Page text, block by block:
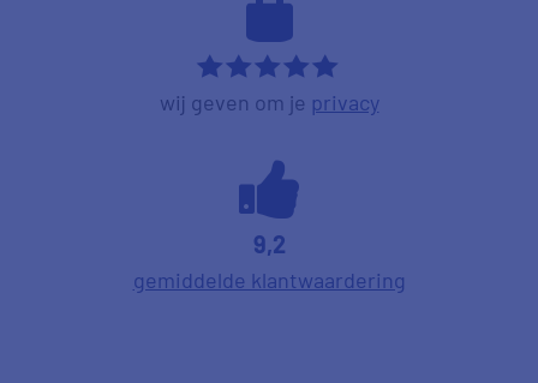
*****
wij geven om je privacy
9,2
gemiddelde klantwaardering